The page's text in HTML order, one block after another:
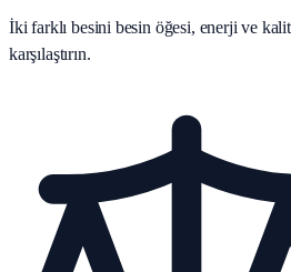
İki farklı besini besin öğesi, enerji ve
karşılaştırın.